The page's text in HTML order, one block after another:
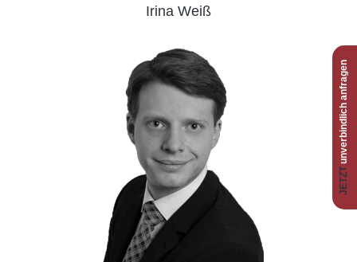
Irina Weiß
JETZT
unverbindlich anfragen